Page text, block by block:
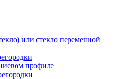
или стекло переменной
профиле